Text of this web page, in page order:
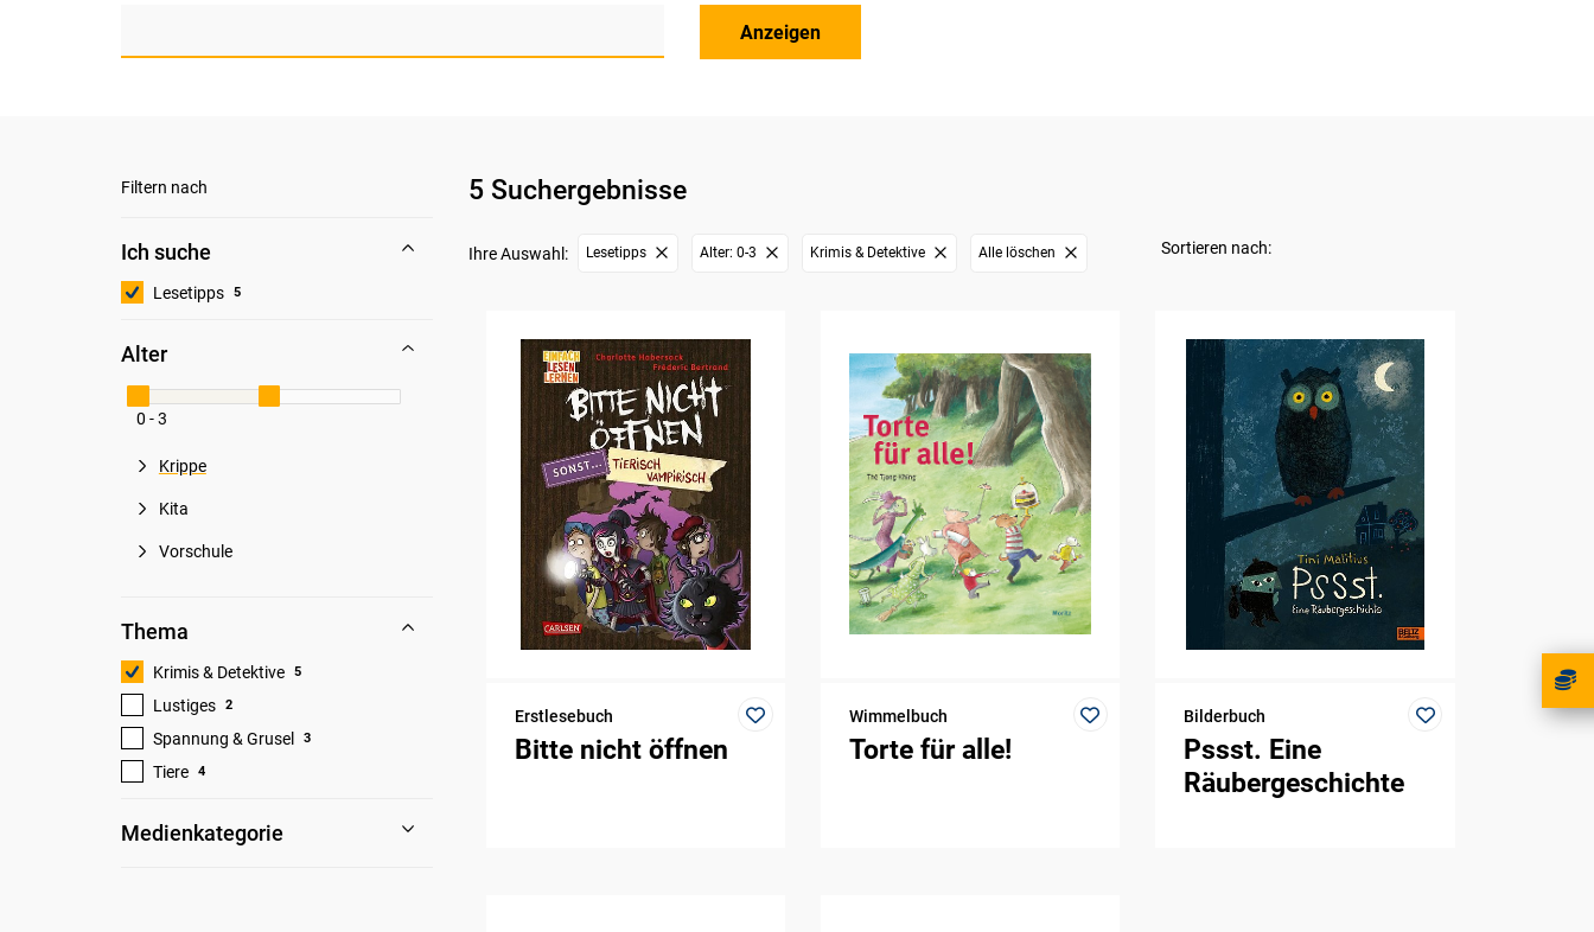
Anzeigen
Filtern nach
Ich suche
Lesetipps 5
Alter
0 - 3
Krippe
Kita
Vorschule
Thema
Krimis & Detektive 5
Lustiges 2
Spannung & Grusel 3
Tiere 4
Medienkategorie
5 Suchergebnisse
Ihre Auswahl: Lesetipps Alter: 0-3 Krimis & Detektive Alle löschen Sortieren nach:
Erstlesebuch
Bitte nicht öffnen
Wimmelbuch
Torte für alle!
Bilderbuch
Pssst. Eine
Räubergeschichte